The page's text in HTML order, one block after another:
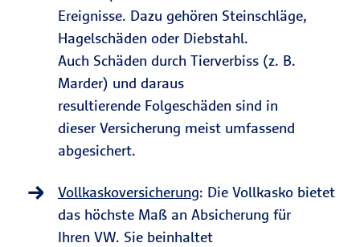
Ereignisse. Dazu gehören Steinschläge,
Hagelschäden oder Diebstahl.
Auch Schäden durch Tierverbiss (z. B.
Marder) und daraus
resultierende Folgeschäden sind in
dieser Versicherung meist umfassend
abgesichert.
Vollkaskoversicherung: Die Vollkasko bietet
das höchste Maß an Absicherung für
Ihren VW. Sie beinhaltet